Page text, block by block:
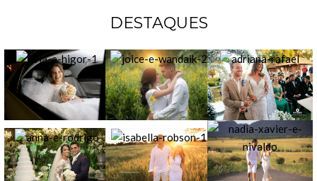
DESTAQUES